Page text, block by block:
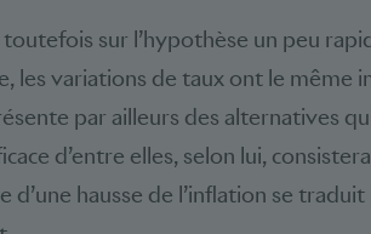
sur l’hypothèse un peu
les variations de taux ont le même
par ailleurs des alternatives
d’entre elles, selon lui,
d’une hausse de l’inflation se